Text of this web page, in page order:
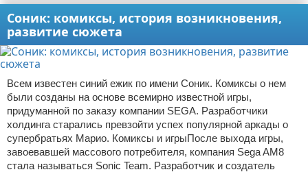
Соник: комиксы, история возникновения,
развитие сюжета
Всем известен синий ежик по имени Соник. Комиксы о нем
были созданы на основе всемирно известной игры,
придуманной по заказу компании SEGA. Разработчики
холдинга старались превзойти успех популярной аркады о
супербратьях Марио. Комиксы и игрыПосле выхода игры,
завоевавшей массового потребителя, компания Sega AM8
стала называться Sonic Team. Разработчик и создатель